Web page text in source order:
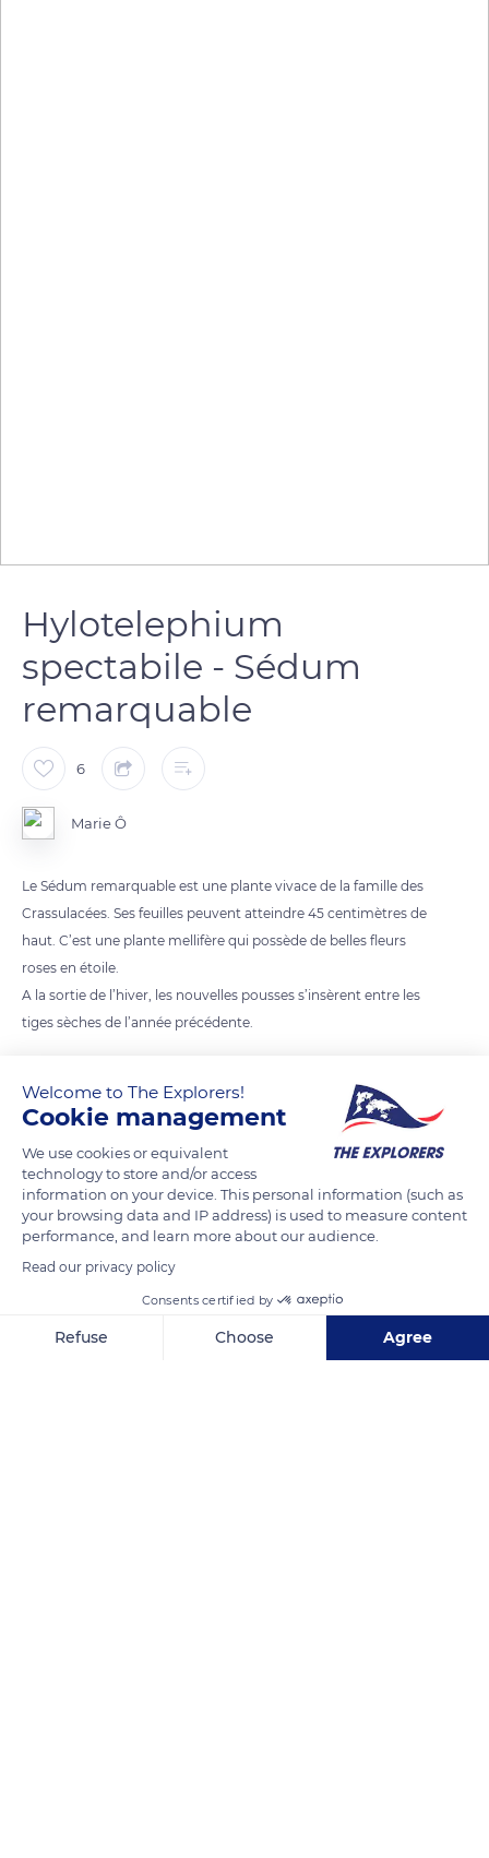
Hylotelephium
spectabile - Sédum
remarquable
6
Marie Ô
Le Sédum remarquable est une plante vivace de la famille des
Crassulacées. Ses feuilles peuvent atteindre 45 centimètres de
haut. C’est une plante mellifère qui possède de belles fleurs
roses en étoile.
A la sortie de l’hiver, les nouvelles pousses s’insèrent entre les
tiges sèches de l’année précédente.
READ MORE TRANSLATE
COSSON – ISDI Montepilloy
Welcome to The Explorers!
Cookie management
We use cookies or equivalent
technology to store and/or access
information on your device. This personal information (such as
your browsing data and IP address) is used to measure content
performance, and learn more about our audience.
Read our privacy policy
Consents certified by
Refuse Choose Agree